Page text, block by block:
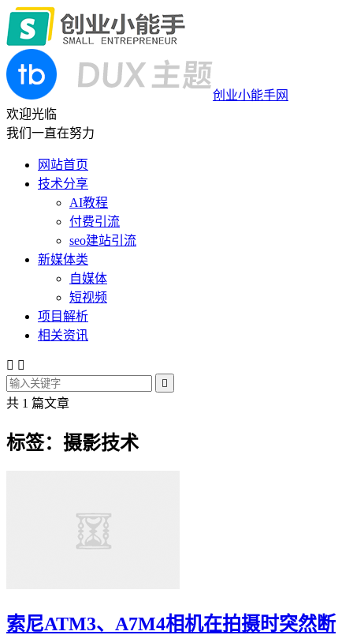
创业小能手网
欢迎光临
我们一直在努力
网站首页
技术分享
AI教程
付费引流
seo建站引流
新媒体类
自媒体
短视频
项目解析
相关资讯
 

共 1 篇文章
标签：摄影技术
索尼ATM3、A7M4相机在拍摄时突然断